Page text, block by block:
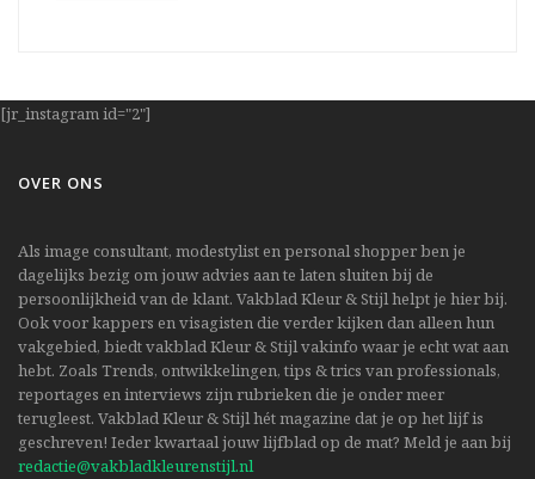
[jr_instagram id="2"]
OVER ONS
Als image consultant, modestylist en personal shopper ben je
dagelijks bezig om jouw advies aan te laten sluiten bij de
persoonlijkheid van de klant. Vakblad Kleur & Stijl helpt je hier bij.
Ook voor kappers en visagisten die verder kijken dan alleen hun
vakgebied, biedt vakblad Kleur & Stijl vakinfo waar je echt wat aan
hebt. Zoals Trends, ontwikkelingen, tips & trics van professionals,
reportages en interviews zijn rubrieken die je onder meer
terugleest. Vakblad Kleur & Stijl hét magazine dat je op het lijf is
geschreven! Ieder kwartaal jouw lijfblad op de mat? Meld je aan bij
redactie@vakbladkleurenstijl.nl